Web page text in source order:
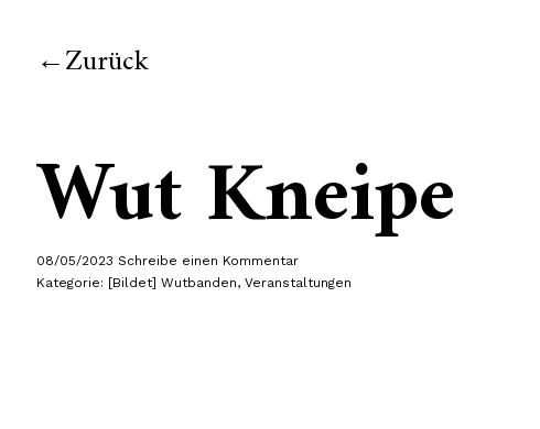
Zurück
Wut Kneipe
08/05/2023 Schreibe einen Kommentar
Kategorie: [Bildet] Wutbanden, Veranstaltungen